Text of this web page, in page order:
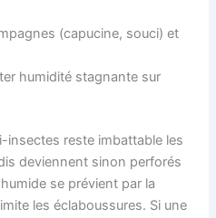
(capucine, souci) et
humidité stagnante sur
insectes reste imbattable les
deviennent sinon perforés
se prévient par la
les éclaboussures. Si une